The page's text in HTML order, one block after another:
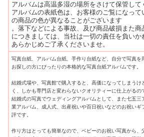
アルバムは高温多湿の場所をさけて保管して
アルバムの表紙色は、お客様のご覧になっ
の商品の色が異なることがございます
。落下などによる事故、及び商品破損また
につきましては、当社は一切の責任を負いか
あらかじめご了承くださいませ。
写真台紙、アルバム台紙、手作り台紙など、自分で写真を
お探しの方にぴったりの本格的な写真台紙アルバムです。
結婚式場や、写真館で購入すると、高価になってしまうけ
く、しかも専門店と変わらないクオリティーに仕上がるの
結婚式の写真でウェディングアルバムとして、また七五三
業アルバム、成人式、出産祝いや百日祝いなどのお祝いギ
評です。
作り方はとっても簡単なので、ベビーのお祝い写真から、